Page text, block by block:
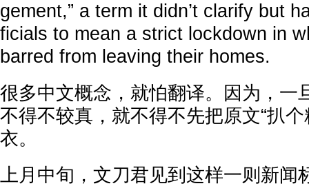
gement,” a term it didn’t clarify but
ficials to mean a strict lockdown in
barred from leaving their homes.
很多中文概念，就怕翻译。因为，一
不得不较真，就不得不先把原文“扒
衣。
上月中旬，文刀君见到这样一则新闻